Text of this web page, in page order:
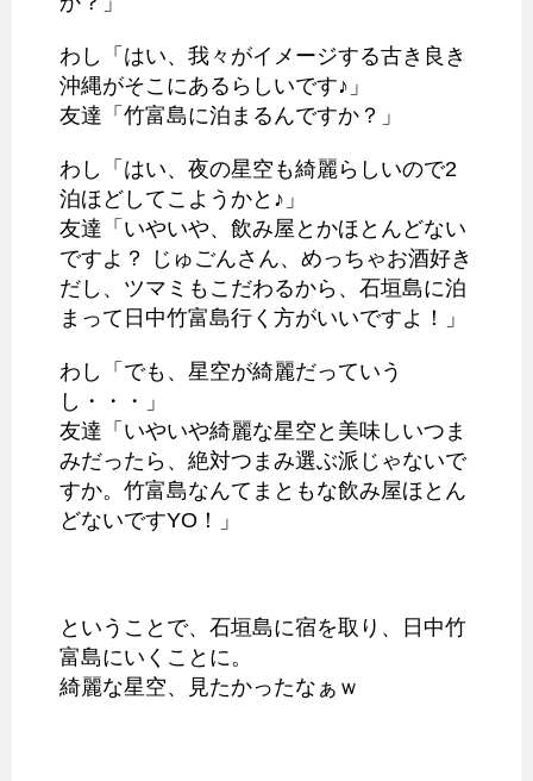
わし「はい、我々がイメージする古き良き
沖縄がそこにあるらしいです♪」
友達「竹富島に泊まるんですか？」
わし「はい、夜の星空も綺麗らしいので2
泊ほどしてこようかと♪」
友達「いやいや、飲み屋とかほとんどない
ですよ？ じゅごんさん、めっちゃお酒好き
だし、ツマミもこだわるから、石垣島に泊
まって日中竹富島行く方がいいですよ！」
わし「でも、星空が綺麗だっていう
し・・・」
友達「いやいや綺麗な星空と美味しいつま
みだったら、絶対つまみ選ぶ派じゃないで
すか。竹富島なんてまともな飲み屋ほとん
どないですYO！」
ということで、石垣島に宿を取り、日中竹
富島にいくことに。
綺麗な星空、見たかったなぁｗ